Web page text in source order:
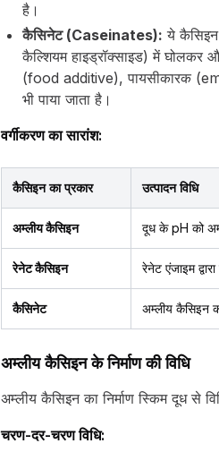
है।
कैसिनेट (Caseinates): ये कैसिइन
कैल्शियम हाइड्रॉक्साइड) में
(food additive), पायसीकारक
भी पाया जाता है।
वर्गीकरण का सारांश:
कैसिइन का प्रकार उत्पादन विधि
अम्लीय कैसिइन दूध के pH को
रेनेट कैसिइन रेनेट एंजाइम
कैसिनेट अम्लीय कैसिइन
अम्लीय कैसिइन के निर्माण की विधि
अम्लीय कैसिइन का निर्माण स्किम दूध से
चरण-दर-चरण विधि: